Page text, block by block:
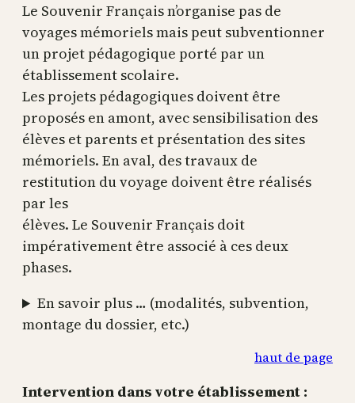
Le Souvenir Français n’organise pas de
voyages mémoriels mais peut subventionner
un projet pédagogique porté par un
établissement scolaire.
Les projets pédagogiques doivent être
proposés en amont, avec sensibilisation des
élèves et parents et présentation des sites
mémoriels. En aval, des travaux de
restitution du voyage doivent être réalisés
par les
élèves. Le Souvenir Français doit
impérativement être associé à ces deux
phases.
En savoir plus … (modalités, subvention,
montage du dossier, etc.)
haut de page
Intervention dans votre établissement :